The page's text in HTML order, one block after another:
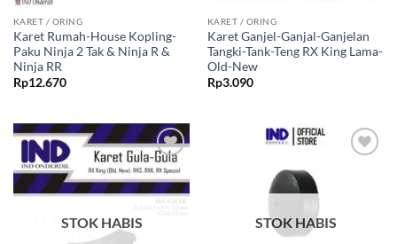
KARET / ORING
Karet Rumah-House Kopling-
Paku Ninja 2 Tak & Ninja R &
Ninja RR
Rp12.670
KARET / ORING
Karet Ganjel-Ganjal-Ganjelan
Tangki-Tank-Teng RX King Lama-
Old-New
Rp3.090
Tambahkan
ke Wishlist
STOK HABIS STOK HABIS